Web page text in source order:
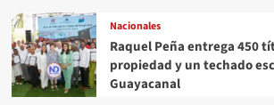
Nacionales
Raquel Peña entrega 450
propiedad y un techado
Guayacanal